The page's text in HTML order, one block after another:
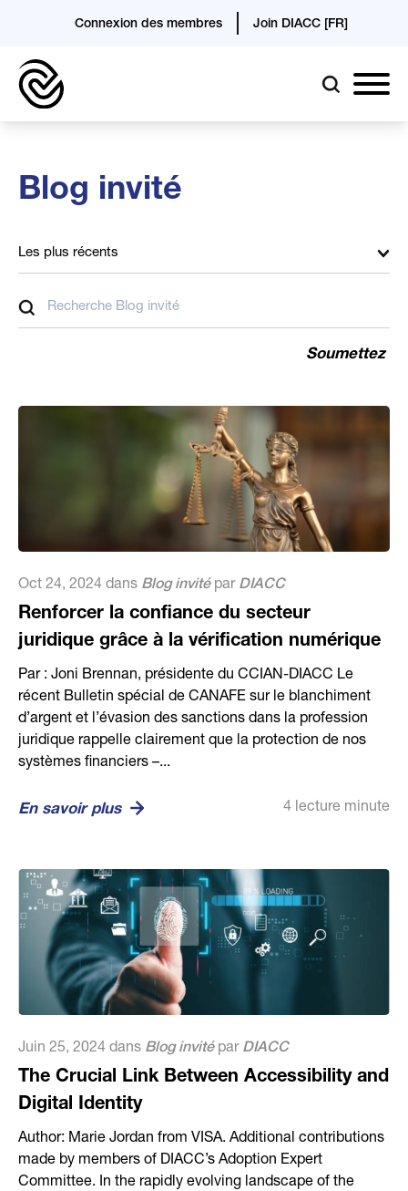
Connexion des membres Join DIACC [FR]
Blog invité
Oct 24, 2024 dans Blog invitépar DIACC
Renforcer la confiance du secteur
juridique grâce à la vérification numérique
Par : Joni Brennan, présidente du CCIAN-DIACC Le
récent Bulletin spécial de CANAFE sur le blanchiment
d’argent et l’évasion des sanctions dans la profession
juridique rappelle clairement que la protection de nos
systèmes financiers –...
En savoir plus 4 lecture minute
Juin 25, 2024 dans Blog invitépar DIACC
The Crucial Link Between Accessibility and
Digital Identity
Author: Marie Jordan from VISA. Additional contributions
made by members of DIACC’s Adoption Expert
Committee. In the rapidly evolving landscape of the